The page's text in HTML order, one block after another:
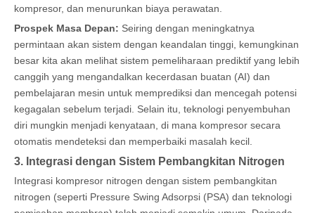
kompresor, dan menurunkan biaya perawatan.
Prospek Masa Depan: Seiring dengan meningkatnya
permintaan akan sistem dengan keandalan tinggi, kemungkinan
besar kita akan melihat sistem pemeliharaan prediktif yang lebih
canggih yang mengandalkan kecerdasan buatan (AI) dan
pembelajaran mesin untuk memprediksi dan mencegah potensi
kegagalan sebelum terjadi. Selain itu, teknologi penyembuhan
diri mungkin menjadi kenyataan, di mana kompresor secara
otomatis mendeteksi dan memperbaiki masalah kecil.
3. Integrasi dengan Sistem Pembangkitan Nitrogen
Integrasi kompresor nitrogen dengan sistem pembangkitan
nitrogen (seperti Pressure Swing Adsorpsi (PSA) dan teknologi